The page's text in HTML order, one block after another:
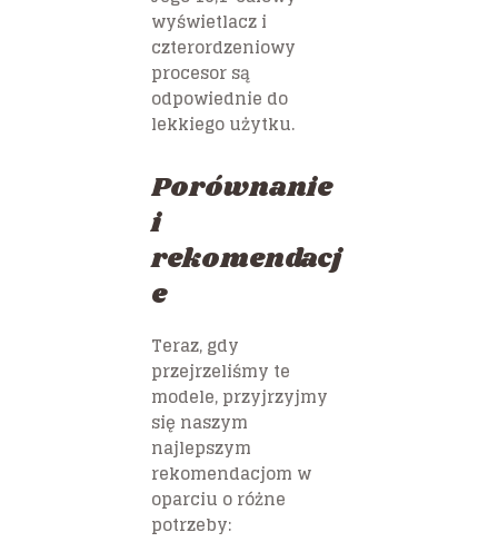
wyświetlacz i
czterordzeniowy
procesor są
odpowiednie do
lekkiego użytku.
Porównanie
i
rekomendacj
e
Teraz, gdy
przejrzeliśmy te
modele, przyjrzyjmy
się naszym
najlepszym
rekomendacjom w
oparciu o różne
potrzeby: